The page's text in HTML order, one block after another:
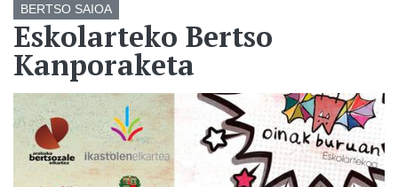
BERTSO SAIOA
Eskolarteko Bertso
Kanporaketa